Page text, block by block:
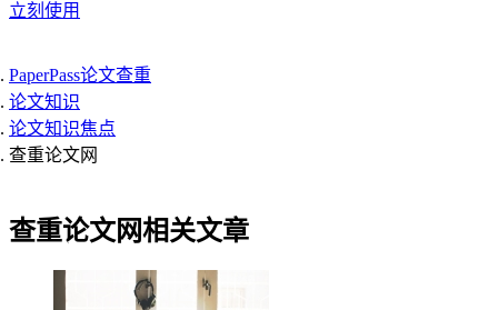
立刻使用
PaperPass论文查重
论文知识
论文知识焦点
查重论文网
查重论文网相关文章